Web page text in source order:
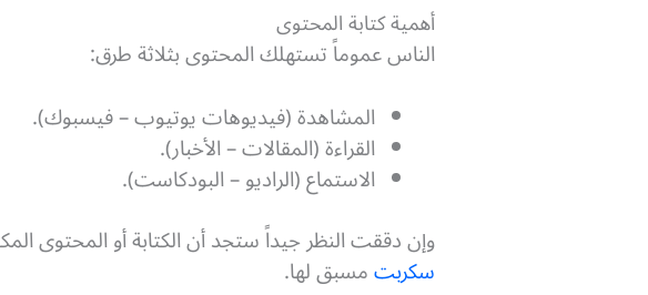
أهمية كتابة المحتوى
الناس عموماً تستهلك المحتوى بثلاثة طرق:
المشاهدة (فيديوهات يوتيوب – فيسبوك).
القراءة (المقالات – الأخبار).
الاستماع (الراديو – البودكاست).
وإن دققت النظر جيداً ستجد أن الكتابة أو المحتوى
سكربتمسبق لها.